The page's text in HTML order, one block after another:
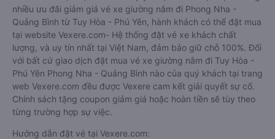
nhiều ưu đãi giảm giá vé xe giường nằm đi Phong Nha -
Quảng Bình từ Tuy Hòa - Phú Yên, hành khách có thể đặt mua
tại website Vexere.com- Hệ thống đặt vé xe khách chất
lượng, và uy tín nhất tại Việt Nam, đảm bảo giữ chỗ 100%. Đối
với bất cứ giao dịch đặt mua vé xe giường nằm đi Tuy Hòa -
Phú Yên Phong Nha - Quảng Bình nào của quý khách tại trang
web Vexere.com đều được Vexere cam kết giải quyết sự cố.
Chính sách tặng coupon giảm giá hoặc hoàn tiền sẽ tùy theo
từng trường hợp sự việc.
Hướng dẫn đặt vé tại Vexere.com: